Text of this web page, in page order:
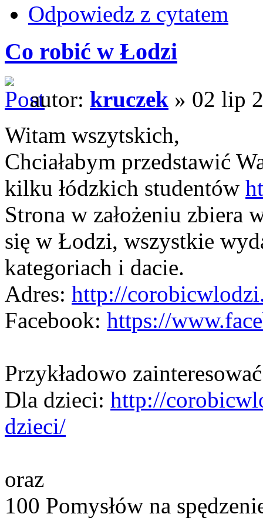
Odpowiedz z cytatem
Co robić w Łodzi
autor: kruczek » 02 lip
Witam wszytskich,
Chciałabym przedstawić
kilku łódzkich studentów
Strona w założeniu zbiera
się w Łodzi, wszystkie
kategoriach i dacie.
Adres: http://
Facebook: https://
Przykładowo
Dla dzieci: http://
dzieci/
oraz
100 Pomysłów na